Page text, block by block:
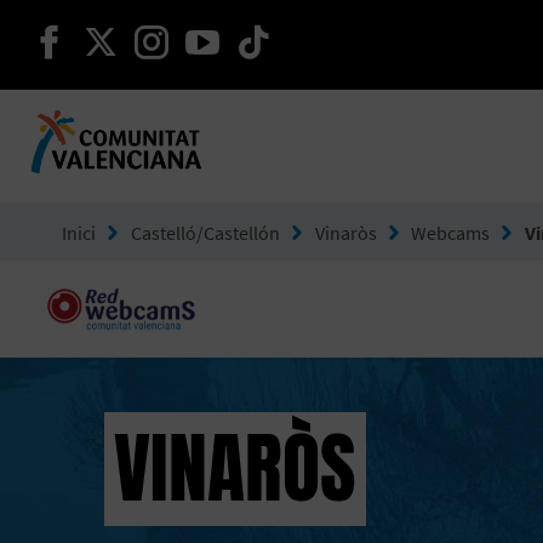
seguir en facebook
seguir en twitter
seguir en instagram
seguir en youtube
Inici Castelló/Castellón Vinaròs Webcams
VINARÒS